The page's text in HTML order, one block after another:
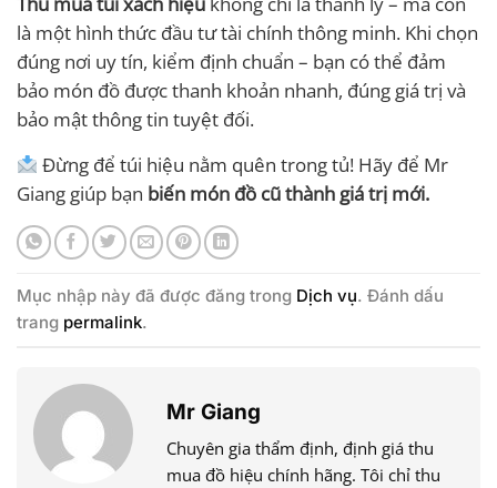
là một hình thức đầu tư tài chính thông minh. Khi chọn
đúng nơi uy tín, kiểm định chuẩn – bạn có thể đảm
bảo món đồ được thanh khoản nhanh, đúng giá trị và
bảo mật thông tin tuyệt đối.
Đừng để túi hiệu nằm quên trong tủ! Hãy để Mr
Giang giúp bạn biến món đồ cũ thành giá trị mới.
Mục nhập này đã được đăng trong Dịch vụ. Đánh dấu
trang permalink.
Mr Giang
Chuyên gia thẩm định, định giá thu
mua đồ hiệu chính hãng. Tôi chỉ thu